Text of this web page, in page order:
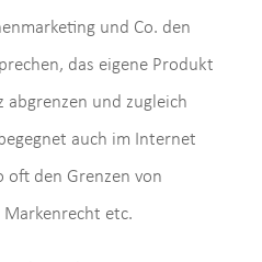
und Co. den
das eigene Produkt
abgrenzen und zugleich
auch im Internet
oft den Grenzen von
etc.